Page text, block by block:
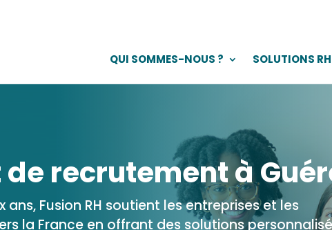
QUI SOMMES-NOUS ? SOLUTIONS
recrutement à
ans, Fusion RH soutient les entreprises et les
la France en offrant des solutions